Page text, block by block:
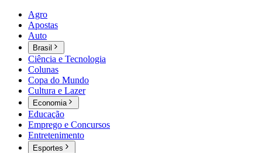
Agro
Apostas
Auto
Brasil
Ciência e Tecnologia
Colunas
Copa do Mundo
Cultura e Lazer
Economia
Educação
Emprego e Concursos
Entretenimento
Esportes